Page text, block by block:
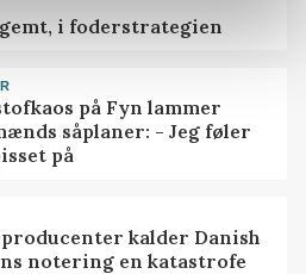
i foderstrategien
på Fyn lammer
såplaner: - Jeg føler
på
kalder Danish
notering en katastrofe